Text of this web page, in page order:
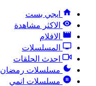
ايجي بست
الاكثر مشاهدة
الافلام
المسلسلات
احدث الحلقات
مسلسلات رمضان
مسلسلات انمي